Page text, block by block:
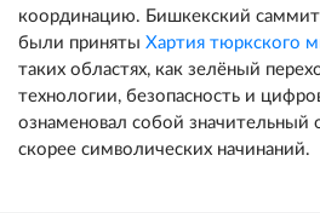
координацию. Бишкекский
были приняты Хартия тюркского
таких областях, как зелёный
технологии, безопасность и
ознаменовал собой
скорее символических начинаний.